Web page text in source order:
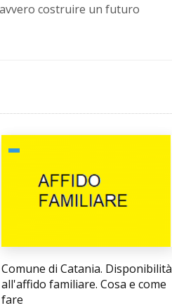
costruire un futuro
Comune di Catania. Disponibilità
all'affido familiare. Cosa e come
fare